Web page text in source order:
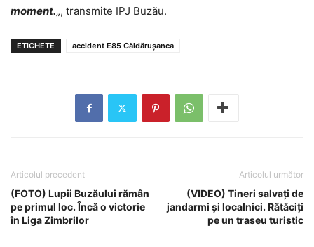
moment.„, transmite IPJ Buzău.
ETICHETE accident E85 Căldărușanca
Articolul precedent
(FOTO) Lupii Buzăului rămân
pe primul loc. Încă o victorie
în Liga Zimbrilor
Articolul următor
(VIDEO) Tineri salvați de
jandarmi și localnici. Rătăciți
pe un traseu turistic